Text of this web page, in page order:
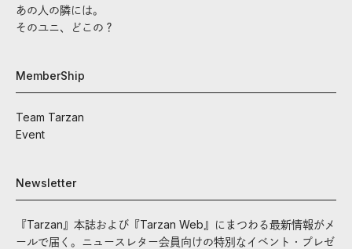
あの人の隣には。
そのユニ、どこの？
MemberShip
Team Tarzan
Event
Newsletter
『Tarzan』本誌および『Tarzan Web』にまつわる最新情報がメ
ールで届く。ニュースレター会員向けの特別なイベント・プレゼ